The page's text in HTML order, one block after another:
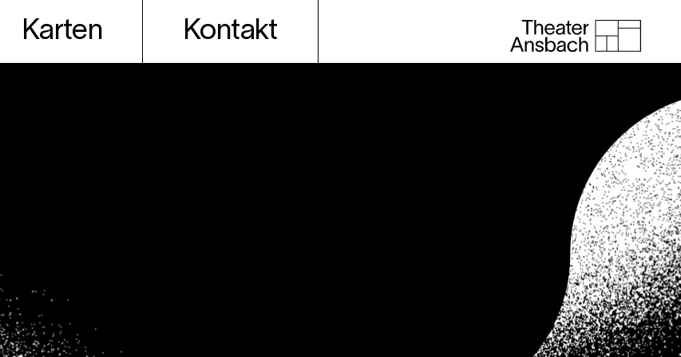
Karten Kontakt